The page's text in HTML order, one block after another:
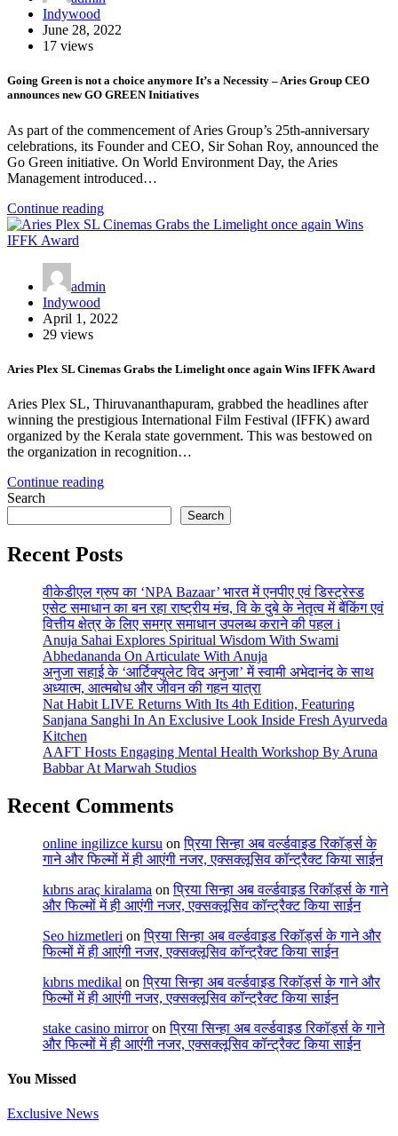
Indywood
June 28, 2022
17 views
Going Green is not a choice anymore It’s a Necessity – Aries Group CEO
announces new GO GREEN Initiatives
As part of the commencement of Aries Group’s 25th-anniversary
celebrations, its Founder and CEO, Sir Sohan Roy, announced the
Go Green initiative. On World Environment Day, the Aries
Management introduced…
Continue reading
admin
Indywood
April 1, 2022
29 views
Aries Plex SL Cinemas Grabs the Limelight once again Wins IFFK Award
Aries Plex SL, Thiruvananthapuram, grabbed the headlines after
winning the prestigious International Film Festival (IFFK) award
organized by the Kerala state government. This was bestowed on
the organization in recognition…
Continue reading
Search
Search
Recent Posts
वीकेडीएल ग्रुप का ‘NPA Bazaar’ भारत में एनपीए एवं डिस्ट्रेस्ड
एसेट समाधान का बन रहा राष्ट्रीय मंच, वि के दुबे के नेतृत्व में बैंकिंग एवं
वित्तीय क्षेत्र के लिए समग्र समाधान उपलब्ध कराने की पहल i
Anuja Sahai Explores Spiritual Wisdom With Swami
Abhedananda On Articulate With Anuja
अनुजा सहाई के ‘आर्टिक्युलेट विद अनुजा’ में स्वामी अभेदानंद के साथ
अध्यात्म, आत्मबोध और जीवन की गहन यात्रा
Nat Habit LIVE Returns With Its 4th Edition, Featuring
Sanjana Sanghi In An Exclusive Look Inside Fresh Ayurveda
Kitchen
AAFT Hosts Engaging Mental Health Workshop By Aruna
Babbar At Marwah Studios
Recent Comments
online ingilizce kursu onप्रिया सिन्हा अब वर्ल्डवाइड रिकॉर्ड्स के
गाने और फिल्मों में ही आएंगी नजर, एक्सक्लूसिव कॉन्ट्रैक्ट किया साईन
kıbrıs araç kiralama onप्रिया सिन्हा अब वर्ल्डवाइड रिकॉर्ड्स के गाने
और फिल्मों में ही आएंगी नजर, एक्सक्लूसिव कॉन्ट्रैक्ट किया साईन
Seo hizmetleri onप्रिया सिन्हा अब वर्ल्डवाइड रिकॉर्ड्स के गाने और
फिल्मों में ही आएंगी नजर, एक्सक्लूसिव कॉन्ट्रैक्ट किया साईन
kıbrıs medikal onप्रिया सिन्हा अब वर्ल्डवाइड रिकॉर्ड्स के गाने और
फिल्मों में ही आएंगी नजर, एक्सक्लूसिव कॉन्ट्रैक्ट किया साईन
stake casino mirroronप्रिया सिन्हा अब वर्ल्डवाइड रिकॉर्ड्स के गाने
और फिल्मों में ही आएंगी नजर, एक्सक्लूसिव कॉन्ट्रैक्ट किया साईन
You Missed
Exclusive News